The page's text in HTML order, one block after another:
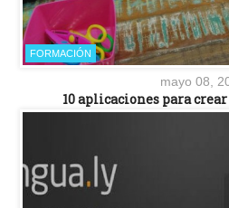
FORMACIÓN
mayo 08,
10 aplicaciones para